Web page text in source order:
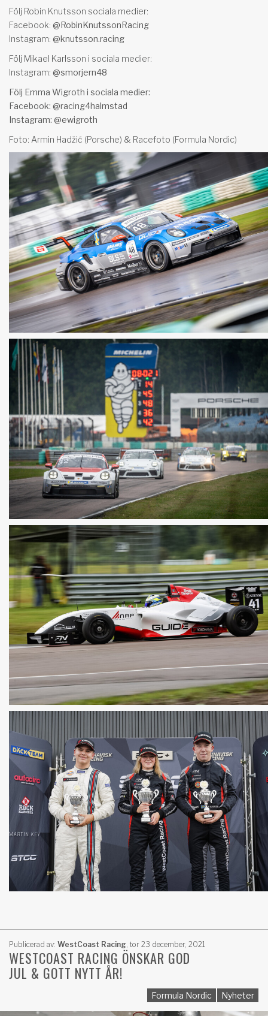
Följ Robin Knutsson sociala medier:
Facebook: @RobinKnutssonRacing
Instagram: @knutsson.racing
Följ Mikael Karlsson i sociala medier:
Instagram: @smorjern48
Följ Emma Wigroth i sociala medier:
Facebook: @racing4halmstad
Instagram: @ewigroth
Foto: Armin Hadžić (Porsche) & Racefoto (Formula Nordic)
Publicerad av: WestCoast Racing, tor 23 december, 2021
WESTCOAST RACING ÖNSKAR GOD
JUL & GOTT NYTT ÅR!
Formula Nordic Nyheter